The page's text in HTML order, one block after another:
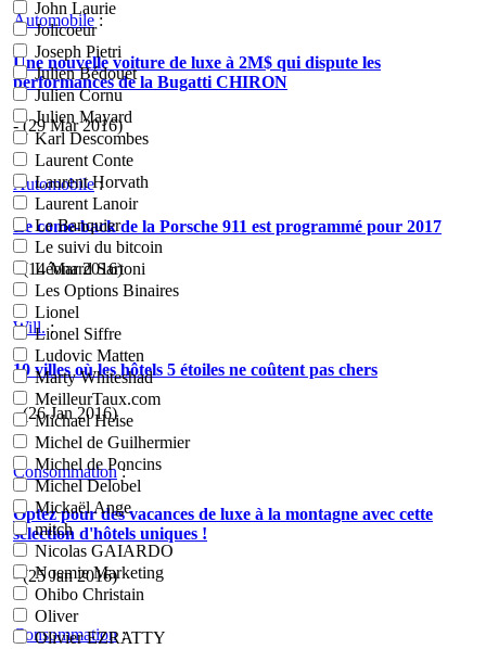
John Laurie
Jolicoeur
Joseph Pietri
Julien Bédouet
Julien Cornu
Julien Mayard
Karl Descombes
Laurent Conte
Laurent Horvath
Laurent Lanoir
Le Banquier
Le suivi du bitcoin
Léonard Sartoni
Les Options Binaires
Lionel
Lionel Siffre
Ludovic Matten
Marty Whiteshad
MeilleurTaux.com
Michael Heise
Michel de Guilhermier
Michel de Poncins
Michel Delobel
Mickaël Ange
mitch
Nicolas GAIARDO
Noemie Marketing
Ohibo Christain
Oliver
Olivier EZRATTY
Automobile:
Une nouvelle voiture de luxe à 2M$ qui dispute les
performances de la Bugatti CHIRON
- (29 Mar 2016)
Automobile:
Le come-back de la Porsche 911 est programmé pour 2017
- (14 Mar 2016)
Will.:
10 villes où les hôtels 5 étoiles ne coûtent pas chers
- (26 Jan 2016)
Consommation:
Optez pour des vacances de luxe à la montagne avec cette
sélection d'hôtels uniques !
- (25 Jan 2016)
Consommation: